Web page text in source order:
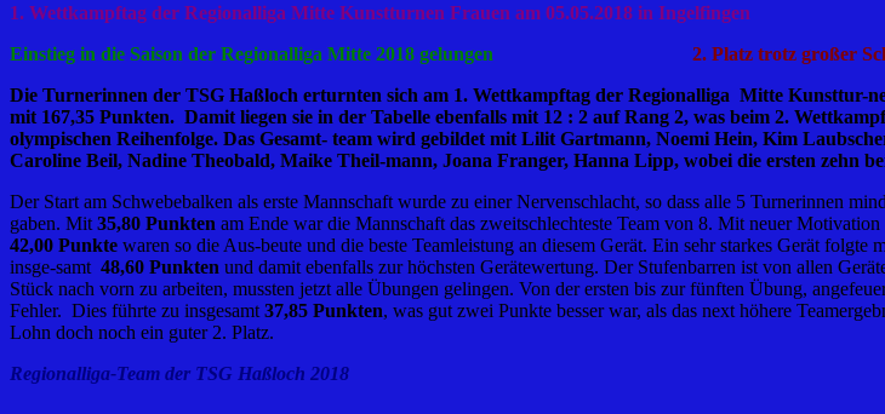
1. Wettkampftag der Regionalliga Mitte Kunstturnen Frauen am 05.05.2018 in Ingelfingen
Einstieg in die Saison der Regionalliga Mitte 2018 gelungen
2. Platz trotz großer
Die Turnerinnen der TSG Haßloch erturnten sich am 1. Wettkampftag der Regionalliga Mitte Kunsttur-
mit 167,35 Punkten. Damit liegen sie in der Tabelle ebenfalls mit 12 : 2 auf Rang 2, was beim 2.
olympischen Reihenfolge. Das Gesamt- team wird gebildet mit Lilit Gartmann, Noemi Hein, Kim
Caroline Beil, Nadine Theobald, Maike Theil-mann, Joana Franger, Hanna Lipp, wobei die ersten zehn
Der Start am Schwebebalken als erste Mannschaft wurde zu einer Nervenschlacht, so dass alle 5 Turnerinnen
gaben. Mit 35,80 Punkten am Ende war die Mannschaft das zweitschlechteste Team von 8. Mit neuer
42,00 Punkte waren so die Aus-beute und die beste Teamleistung an diesem Gerät. Ein sehr starkes Gerät
insge-samt 48,60 Punkten und damit ebenfalls zur höchsten Gerätewertung. Der Stufenbarren ist von allen
Stück nach vorn zu arbeiten, mussten jetzt alle Übungen gelingen. Von der ersten bis zur fünften Übung,
Fehler. Dies führte zu insgesamt 37,85 Punkten, was gut zwei Punkte besser war, als das next höhere
Lohn doch noch ein guter 2. Platz.
Regionalliga-Team der TSG Haßloch 2018